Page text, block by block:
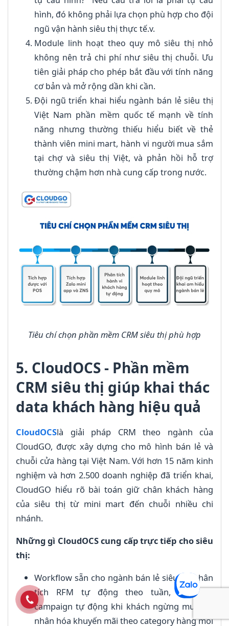
hình, đó không phải lựa chọn phù hợp cho đội
ngũ vận hành siêu thị thực tế.v.
Module linh hoạt theo quy mô siêu thị nhỏ
không nên trả chi phí như siêu thị chuỗi. Ưu
tiên giải pháp cho phép bắt đầu với tính năng
cơ bản và mở rộng dần khi cần.
Đội ngũ triển khai hiểu ngành bán lẻ siêu thị
Việt Nam phần mềm quốc tế mạnh về tính
năng nhưng thường thiếu hiểu biết về thẻ
thành viên mini mart, hành vi người mua sắm
tại chợ và siêu thị Việt, và phản hồi hỗ trợ
thường chậm hơn nhà cung cấp trong nước.
Tiêu chí chọn phần mềm CRM siêu thị phù hợp
5. CloudOCS - Phần mềm
CRM siêu thị giúp khai thác
data khách hàng hiệu quả
CloudOCSlà giải pháp CRM theo ngành của
CloudGO, được xây dựng cho mô hình bán lẻ và
chuỗi cửa hàng tại Việt Nam. Với hơn 15 năm kinh
nghiệm và hơn 2.500 doanh nghiệp đã triển khai,
CloudGO hiểu rõ bài toán giữ chân khách hàng
của siêu thị từ mini mart đến chuỗi nhiều chi
nhánh.
Những gì CloudOCS cung cấp trực tiếp cho siêu
thị:
Workflow sẵn cho ngành bán lẻ siêu thị phân
tích RFM tự động theo tuần, win-back
campaign tự động khi khách ngừng mua, cá
nhân hóa khuyến mãi theo category hàng mỗi